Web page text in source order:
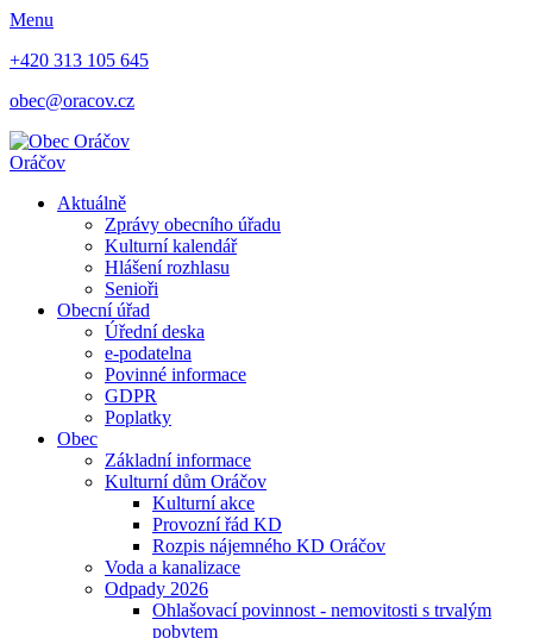
Menu
+420 313 105 645
obec@oracov.cz
Oráčov
Aktuálně
Zprávy obecního úřadu
Kulturní kalendář
Hlášení rozhlasu
Senioři
Obecní úřad
Úřední deska
e-podatelna
Povinné informace
GDPR
Poplatky
Obec
Základní informace
Kulturní dům Oráčov
Kulturní akce
Provozní řád KD
Rozpis nájemného KD Oráčov
Voda a kanalizace
Odpady 2026
Ohlašovací povinnost - nemovitosti s trvalým
pobytem